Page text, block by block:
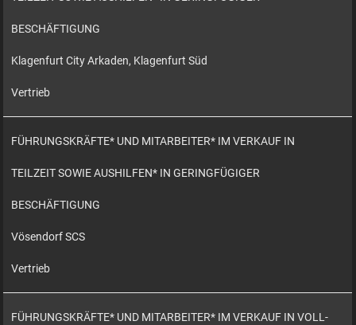
BESCHÄFTIGUNG
Klagenfurt City Arkaden, Klagenfurt Süd
Vertrieb
FÜHRUNGSKRÄFTE* UND MITARBEITER* IM VERKAUF IN
TEILZEIT SOWIE AUSHILFEN* IN GERINGFÜGIGER
BESCHÄFTIGUNG
Vösendorf SCS
Vertrieb
FÜHRUNGSKRÄFTE* UND MITARBEITER* IM VERKAUF IN VOLL-